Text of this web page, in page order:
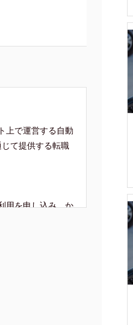
上で運営する自動
て提供する転職
用を申し込み、か